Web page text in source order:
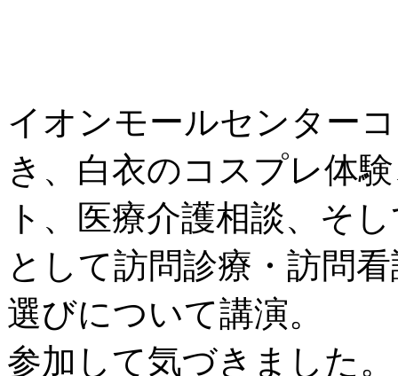
イオンモールセンター
き、白衣のコスプレ体
ト、医療介護相談、そ
として訪問診療・訪問
選びについて講演。
参加して気づきました。